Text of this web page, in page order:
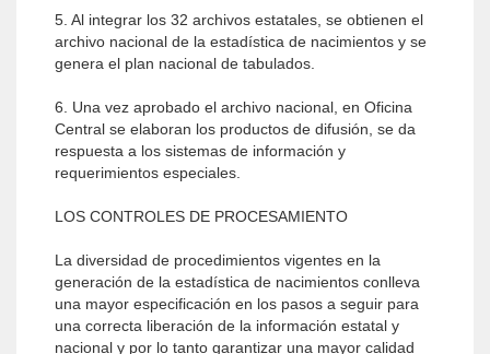
5. Al integrar los 32 archivos estatales, se obtienen el
archivo nacional de la estadística de nacimientos y se
genera el plan nacional de tabulados.
6. Una vez aprobado el archivo nacional, en Oficina
Central se elaboran los productos de difusión, se da
respuesta a los sistemas de información y
requerimientos especiales.
LOS CONTROLES DE PROCESAMIENTO
La diversidad de procedimientos vigentes en la
generación de la estadística de nacimientos conlleva
una mayor especificación en los pasos a seguir para
una correcta liberación de la información estatal y
nacional y por lo tanto garantizar una mayor calidad